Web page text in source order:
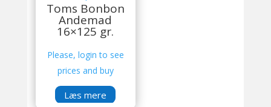
Toms Bonbon
Andemad
16×125 gr.
Please, login to see
prices and buy
Læs mere